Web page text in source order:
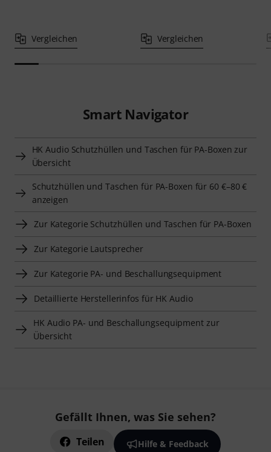
Vergleichen Vergleichen
Smart Navigator
HK Audio Schutzhüllen und Taschen für PA-Boxen zur
Übersicht
Schutzhüllen und Taschen für PA-Boxen für 60 €–80 €
anzeigen
Zur Kategorie Schutzhüllen und Taschen für PA-Boxen
Zur Kategorie Lautsprecher
Zur Kategorie PA- und Beschallungsequipment
Detaillierte Herstellerinfos für HK Audio
HK Audio PA- und Beschallungsequipment zur
Übersicht
Gefällt Ihnen, was Sie sehen?
Teilen Hilfe & Feedback